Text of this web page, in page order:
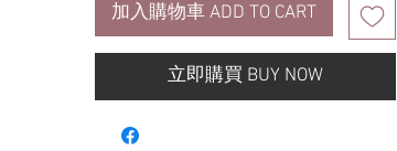
加入購物車 ADD TO CART
立即購買 BUY NOW